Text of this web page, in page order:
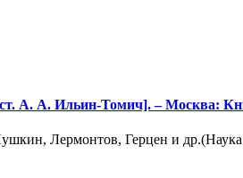
А. А. Ильин-Томич]. – Москва:
Лермонтов, Герцен и